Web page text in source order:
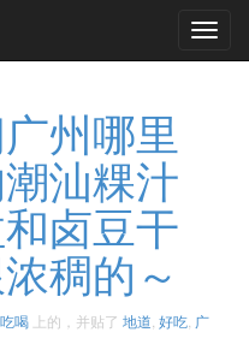
州哪里
汕粿汁
卤豆干
稠的～
吃喝 上的，并贴了 地道 好吃 广